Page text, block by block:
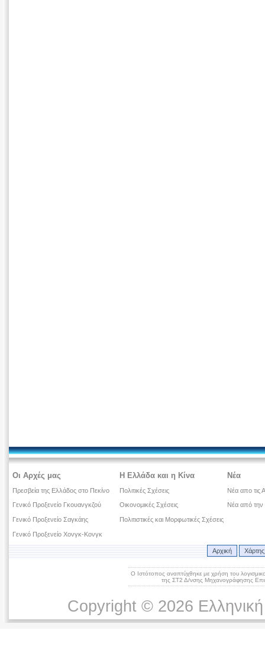
Οι Αρχές μας
Πρεσβεία της Ελλάδος στο Πεκίνο
Γενικό Προξενείο Γκουανγκζού
Γενικό Προξενείο Σαγκάης
Γενικό Προξενείο Χονγκ-Κονγκ
Η Ελλάδα και η Κίνα
Πολιτικές Σχέσεις
Οικονομικές Σχέσεις
Πολιτιστικές και Μορφωτικές Σχέσεις
Νέα
Νέα απο τις
Νέα από την
Αρχική
Ο Ιστότοπος αναπτύχθηκε με χρήση του
της ΣΤ2 Δ/νσης Μηχανογράφησης
Copyright © 2026